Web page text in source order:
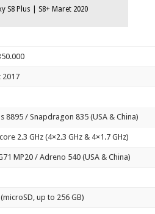
S8 Plus | S8+ Maret 2020
2017
8895 / Snapdragon 835 (USA & China)
2.3 GHz (4×2.3 GHz & 4×1.7 GHz)
MP20 / Adreno 540 (USA & China)
up to 256 GB)